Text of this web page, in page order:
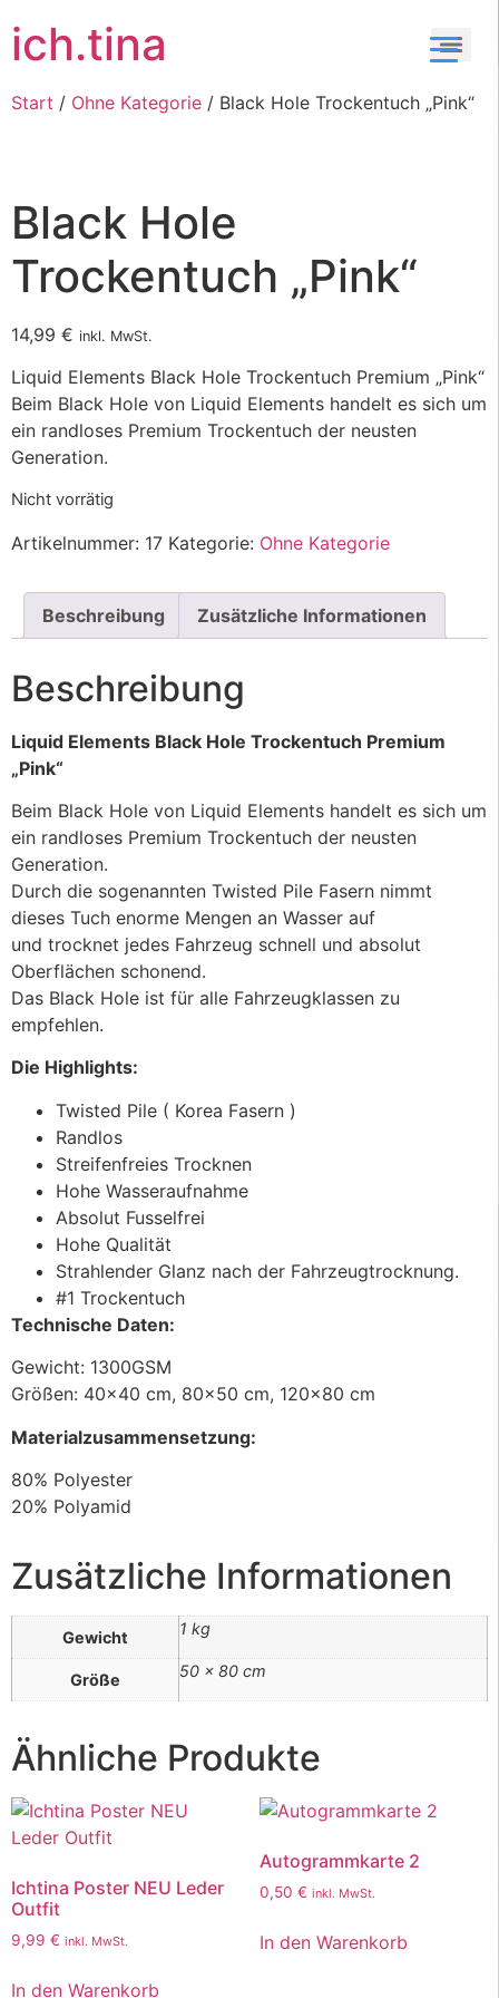
ich.tina
Start / Ohne Kategorie / Black Hole Trockentuch „Pink“
Black Hole
Trockentuch „Pink“
14,99 € inkl. MwSt.
Liquid Elements Black Hole Trockentuch Premium „Pink“
Beim Black Hole von Liquid Elements handelt es sich um
ein randloses Premium Trockentuch der neusten
Generation.
Nicht vorrätig
Artikelnummer: 17 Kategorie: Ohne Kategorie
Beschreibung Zusätzliche Informationen
Beschreibung
Liquid Elements Black Hole Trockentuch Premium
„Pink“
Beim Black Hole von Liquid Elements handelt es sich um
ein randloses Premium Trockentuch der neusten
Generation.
Durch die sogenannten Twisted Pile Fasern nimmt
dieses Tuch enorme Mengen an Wasser auf
und trocknet jedes Fahrzeug schnell und absolut
Oberflächen schonend.
Das Black Hole ist für alle Fahrzeugklassen zu
empfehlen.
Die Highlights:
Twisted Pile ( Korea Fasern )
Randlos
Streifenfreies Trocknen
Hohe Wasseraufnahme
Absolut Fusselfrei
Hohe Qualität
Strahlender Glanz nach der Fahrzeugtrocknung.
#1 Trockentuch
Technische Daten:
Gewicht: 1300GSM
Größen: 40×40 cm, 80×50 cm, 120×80 cm
Materialzusammensetzung:
80% Polyester
20% Polyamid
Zusätzliche Informationen
Gewicht 1 kg
Größe 50 × 80 cm
Ähnliche Produkte
Ichtina Poster NEU Leder
Outfit
9,99 € inkl. MwSt.
In den Warenkorb
Autogrammkarte 2
0,50 € inkl. MwSt.
In den Warenkorb